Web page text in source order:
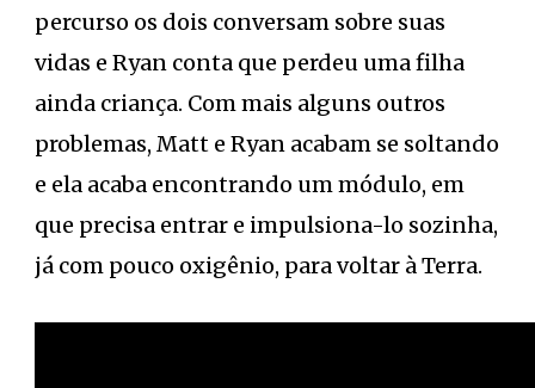
percurso os dois conversam sobre suas
vidas e Ryan conta que perdeu uma filha
ainda criança. Com mais alguns outros
problemas, Matt e Ryan acabam se soltando
e ela acaba encontrando um módulo, em
que precisa entrar e impulsiona-lo sozinha,
já com pouco oxigênio, para voltar à Terra.